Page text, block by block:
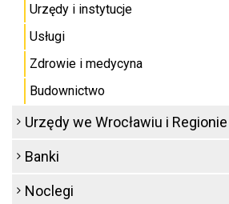
Urzędy i instytucje
Usługi
Zdrowie i medycyna
Budownictwo
Urzędy we Wrocławiu i Regionie
Banki
Noclegi